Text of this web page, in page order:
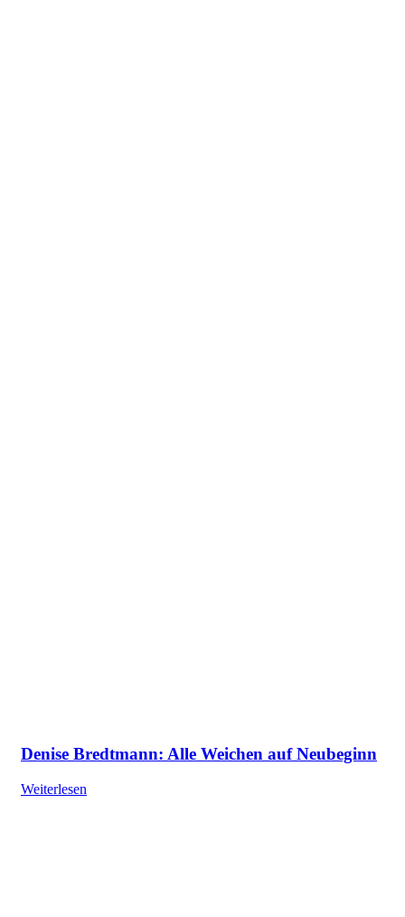
Denise Bredtmann: Alle Weichen auf Neubeginn
Weiterlesen